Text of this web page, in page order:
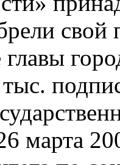
свой
тыс.
марта